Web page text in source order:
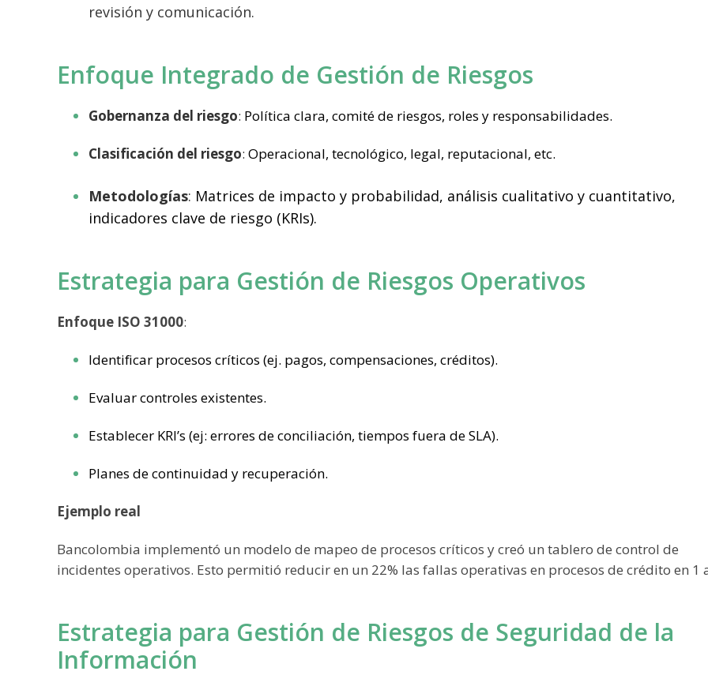
revisión y comunicación.
Enfoque Integrado de Gestión de Riesgos
Gobernanza del riesgo: Política clara, comité de riesgos, roles y responsabilidades.
Clasificación del riesgo: Operacional, tecnológico, legal, reputacional, etc.
Metodologías: Matrices de impacto y probabilidad, análisis cualitativo y cuantitativo,
indicadores clave de riesgo (KRIs).
Estrategia para Gestión de Riesgos Operativos
Enfoque ISO 31000:
Identificar procesos críticos (ej. pagos, compensaciones, créditos).
Evaluar controles existentes.
Establecer KRI’s (ej: errores de conciliación, tiempos fuera de SLA).
Planes de continuidad y recuperación.
Ejemplo real
Bancolombia implementó un modelo de mapeo de procesos críticos y creó un tablero de control de
incidentes operativos. Esto permitió reducir en un 22% las fallas operativas en procesos de crédito en 1
Estrategia para Gestión de Riesgos de Seguridad de la
Información